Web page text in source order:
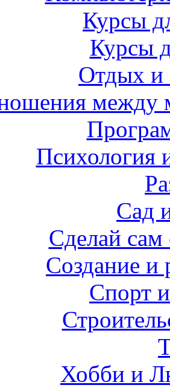
Курсы
Курсы
Отдых и
между
Психология
Сад
Сделай
Создание и
Спорт
Хобби и